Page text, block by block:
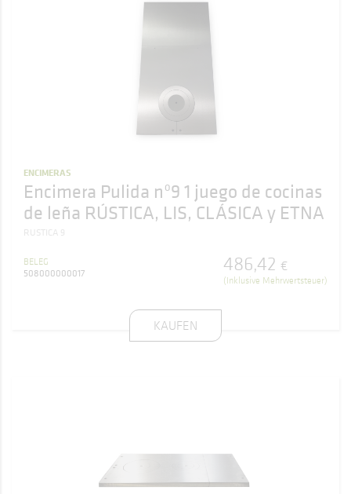
ENCIMERAS
Encimera Pulida nº9 1 juego de cocinas
de leña RÚSTICA, LIS, CLÁSICA y ETNA
RUSTICA 9
BELEG
508000000017
486,42 €
(Inklusive Mehrwertsteuer)
KAUFEN